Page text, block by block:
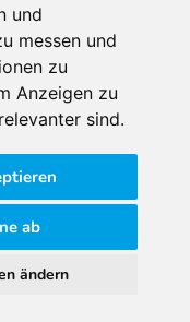
und
messen und
zu
Anzeigen zu
sind.
ab
ändern